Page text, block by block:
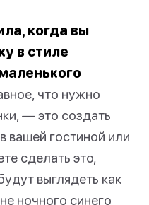
когда вы
в стиле
что нужно
— это создать
вашей гостиной или
сделать это,
выглядеть как
ночного синего